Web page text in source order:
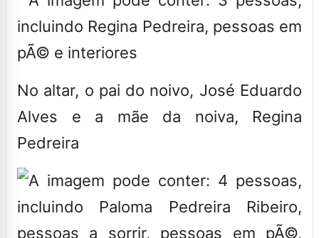
No altar, o pai do noivo, José Eduardo
Alves e a mãe da noiva, Regina
Pedreira